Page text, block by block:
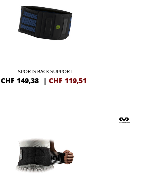
SPORTS BACK SUPPORT
CHF 149,38 | CHF 119,51